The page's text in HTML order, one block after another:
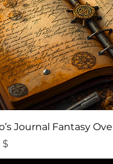
Journal Fantasy
$